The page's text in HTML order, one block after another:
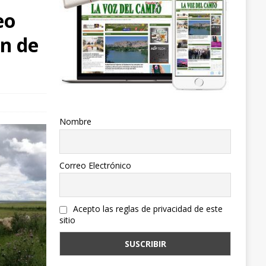
de
Nombre
Correo Electrónico
Acepto las reglas de privacidad de este
sitio